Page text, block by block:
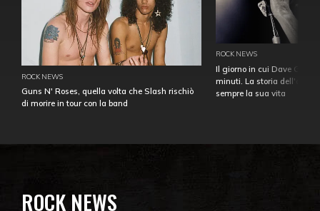
ROCK NEWS
Guns N' Roses, quella volta che Slash rischiò
di morire in tour con la band
ROCK NEWS
Il giorno in cui Dave
minuti. La storia
sempre la sua vita
ROCK NEWS